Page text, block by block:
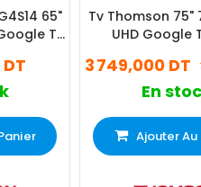
65"
Tv
Tv Thomson 75"
UHD Google
3 749,000 DT
En
Ajouter Au